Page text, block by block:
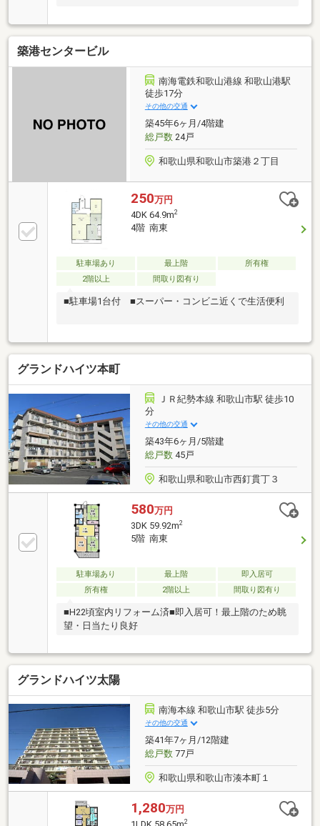
築港センタービル
南海電鉄和歌山港線 和歌山港駅
徒歩17分
その他の交通
築45年6ヶ月/4階建
総戸数24戸
和歌山県和歌山市築港２丁目
250万円
4DK 64.9m2
4階 南東
駐車場あり 最上階
所有権
2階以上
間取り図有り
■駐車場1台付 ■スーパー・コンビニ近くで生活便利
グランドハイツ本町
ＪＲ紀勢本線 和歌山市駅 徒歩10
分
その他の交通
築43年6ヶ月/5階建
総戸数45戸
和歌山県和歌山市西釘貫丁３
580万円
3DK 59.92m2
5階 南東
駐車場あり 最上階
即入居可
所有権
2階以上 間取り図有り
■H22頃室内リフォーム済■即入居可！最上階のため眺
望・日当たり良好
グランドハイツ太陽
南海本線 和歌山市駅 徒歩5分
その他の交通
築41年7ヶ月/12階建
総戸数77戸
和歌山県和歌山市湊本町１
1,280万円
2